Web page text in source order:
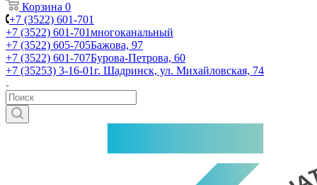
Корзина 0
+7 (3522) 601-701
+7 (3522) 601-701многоканальный
+7 (3522) 605-705Бажова, 97
+7 (3522) 601-707Бурова-Петрова, 60
+7 (35253) 3-16-01г. Шадринск, ул. Михайловская, 74